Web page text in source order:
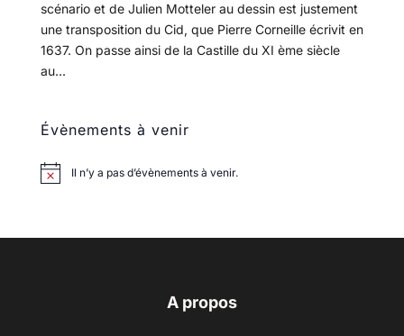
scénario et de Julien Motteler au dessin est justement
une transposition du Cid, que Pierre Corneille écrivit en
1637. On passe ainsi de la Castille du XI ème siècle
au...
Évènements à venir
Il n’y a pas d’évènements à venir.
A propos